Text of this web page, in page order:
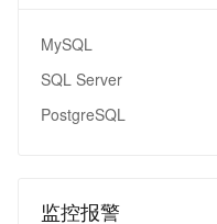
MySQL
SQL Server
PostgreSQL
监控报警